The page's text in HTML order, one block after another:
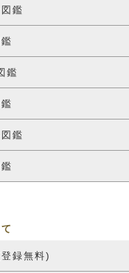
鑑
鑑
鑑
録無料)